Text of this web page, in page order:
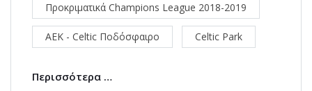
Προκριματικά Champions League 2018-2019
ΑΕΚ - Celtic Ποδόσφαιρο Celtic Park
Περισσότερα …